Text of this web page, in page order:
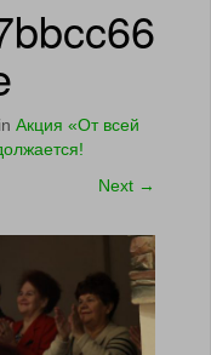
in Акция «От всей
Next →